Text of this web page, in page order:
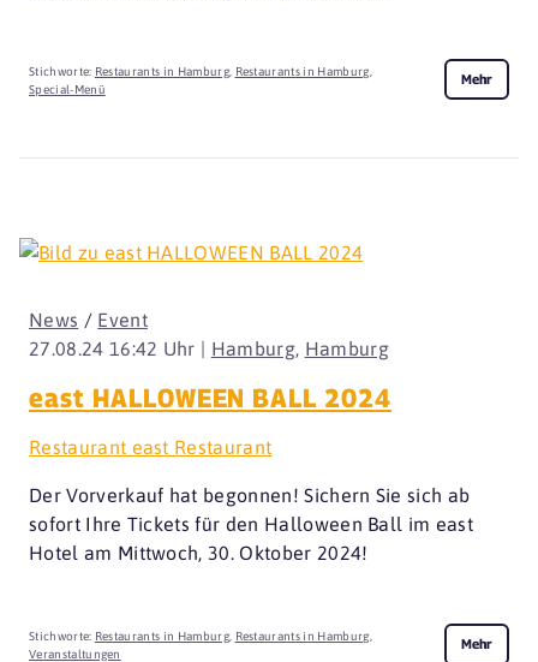
Stichworte: Restaurants in Hamburg, Restaurants in Hamburg
Special-Menü
Mehr
27.08.24 16:42 Uhr | Hamburg, Hamburg
News / Event
east HALLOWEEN BALL 2024
Restaurant east Restaurant
Der Vorverkauf hat begonnen! Sichern Sie sich ab
sofort Ihre Tickets für den Halloween Ball im east
Hotel am Mittwoch, 30. Oktober 2024!
Stichworte: Restaurants in Hamburg, Restaurants in Hamburg
Veranstaltungen
Mehr